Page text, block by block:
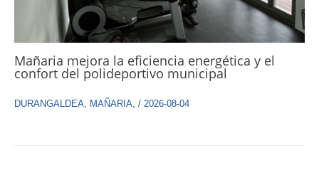
Mañaria mejora la eficiencia energética y el
confort del polideportivo municipal
DURANGALDEA MAÑARIA / 2026-08-04